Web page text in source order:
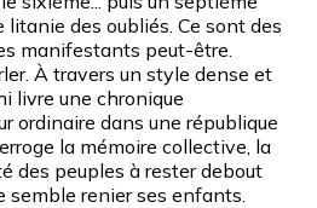
litanie des oubliés. Ce sont des
manifestants peut-être.
À travers un style dense et
livre une chronique
ordinaire dans une république
la mémoire collective, la
des peuples à rester debout
semble renier ses enfants.